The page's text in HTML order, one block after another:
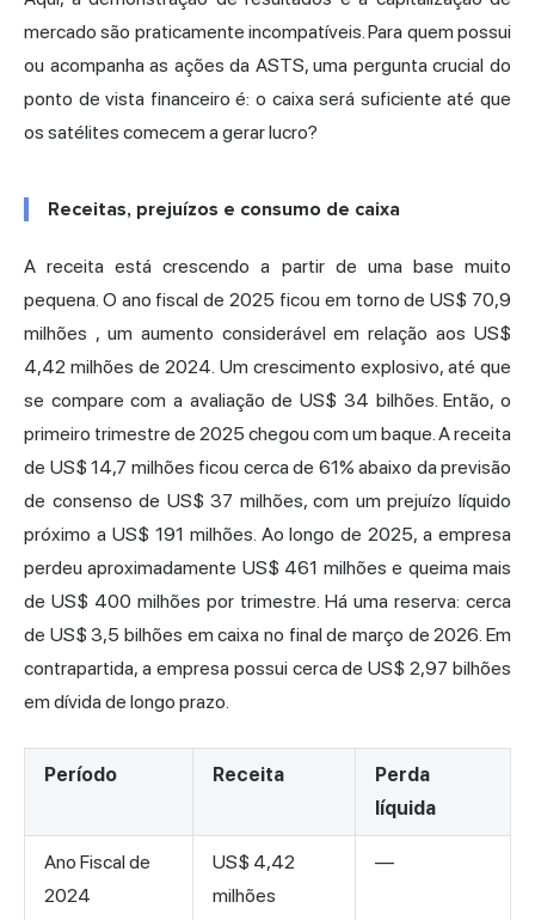
mercado são praticamente incompatíveis. Para quem possui
ou acompanha as ações da ASTS, uma pergunta crucial do
ponto de vista financeiro é: o caixa será suficiente até que
os satélites comecem a gerar lucro?
Receitas, prejuízos e consumo de caixa
A receita está crescendo a partir de uma base muito
pequena. O ano fiscal de 2025 ficou em torno deUS$ 70,9
milhões , um aumento considerável em relação aos US$
4,42 milhões de 2024. Um crescimento explosivo, até que
se compare com a avaliação de US$ 34 bilhões. Então, o
primeiro trimestre de 2025 chegou com um baque. A receita
de US$ 14,7 milhões ficou cerca de 61% abaixo da previsão
de consenso de US$ 37 milhões, com um prejuízo líquido
próximo a US$ 191 milhões. Ao longo de 2025, a empresa
perdeu aproximadamente US$ 461 milhões e queima mais
de US$ 400 milhões por trimestre. Há uma reserva: cerca
de US$ 3,5 bilhões em caixa no final de março de 2026. Em
contrapartida, a empresa possui cerca de US$ 2,97 bilhões
em dívida de longo prazo.
Período Receita
Perda
líquida
Ano Fiscal de
2024
US$ 4,42
milhões
—